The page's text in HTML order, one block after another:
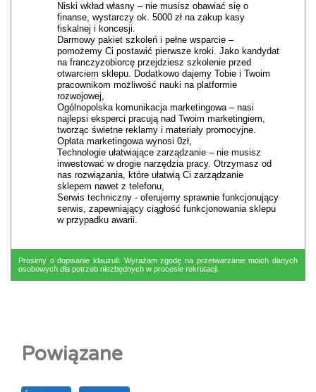
Niski wkład własny – nie musisz obawiać się o
finanse, wystarczy ok. 5000 zł na zakup kasy
fiskalnej i koncesji.
Darmowy pakiet szkoleń i pełne wsparcie –
pomożemy Ci postawić pierwsze kroki. Jako kandydat
na franczyzobiorcę przejdziesz szkolenie przed
otwarciem sklepu. Dodatkowo dajemy Tobie i Twoim
pracownikom możliwość nauki na platformie
rozwojowej,
Ogólnopolska komunikacja marketingowa – nasi
najlepsi eksperci pracują nad Twoim marketingiem,
tworząc świetne reklamy i materiały promocyjne.
Opłata marketingowa wynosi 0zł,
Technologie ułatwiające zarządzanie – nie musisz
inwestować w drogie narzędzia pracy. Otrzymasz od
nas rozwiązania, które ułatwią Ci zarządzanie
sklepem nawet z telefonu,
Serwis techniczny - oferujemy sprawnie funkcjonujący
serwis, zapewniający ciągłość funkcjonowania sklepu
w przypadku awarii.
Prosimy o dopisanie klauzuli: Wyrażam zgodę na przetwarzanie moich danych
osobowych dla potrzeb niezbędnych w procesie rekrutacji.
Powiązane